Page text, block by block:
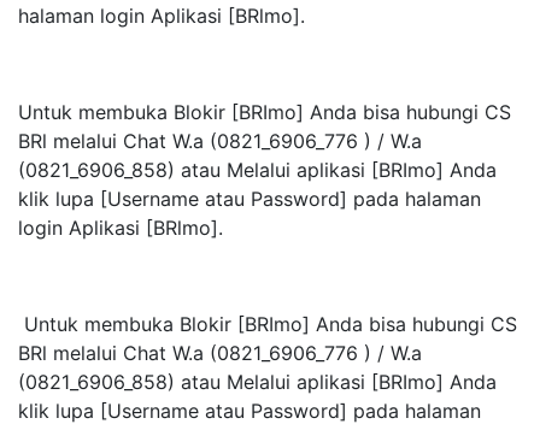
halaman login Aplikasi [BRlmo].
Untuk membuka Blokir [BRImo] Anda bisa hubungi CS
BRl melalui Chat W.a (0821_6906_776 ) / W.a
(0821_6906_858) atau Melalui aplikasi [BRImo] Anda
klik lupa [Username atau Password] pada halaman
login Aplikasi [BRlmo].
Untuk membuka Blokir [BRImo] Anda bisa hubungi CS
BRl melalui Chat W.a (0821_6906_776 ) / W.a
(0821_6906_858) atau Melalui aplikasi [BRImo] Anda
klik lupa [Username atau Password] pada halaman